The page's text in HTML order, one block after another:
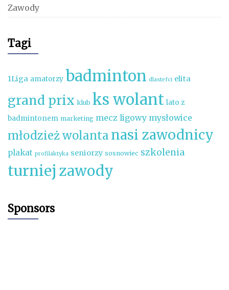
Zawody
Tagi
1Liga amatorzy badminton dlastefci elita
grand prix klub ks wolant lato z
badmintonem marketing mecz ligowy mysłowice
młodzież wolanta nasi zawodnicy
plakat profilaktyka seniorzy sosnowiec szkolenia
turniej zawody
Sponsors